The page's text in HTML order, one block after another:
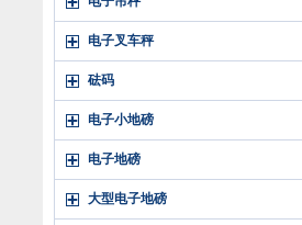
电子叉车秤
砝码
电子小地磅
电子地磅
大型电子地磅